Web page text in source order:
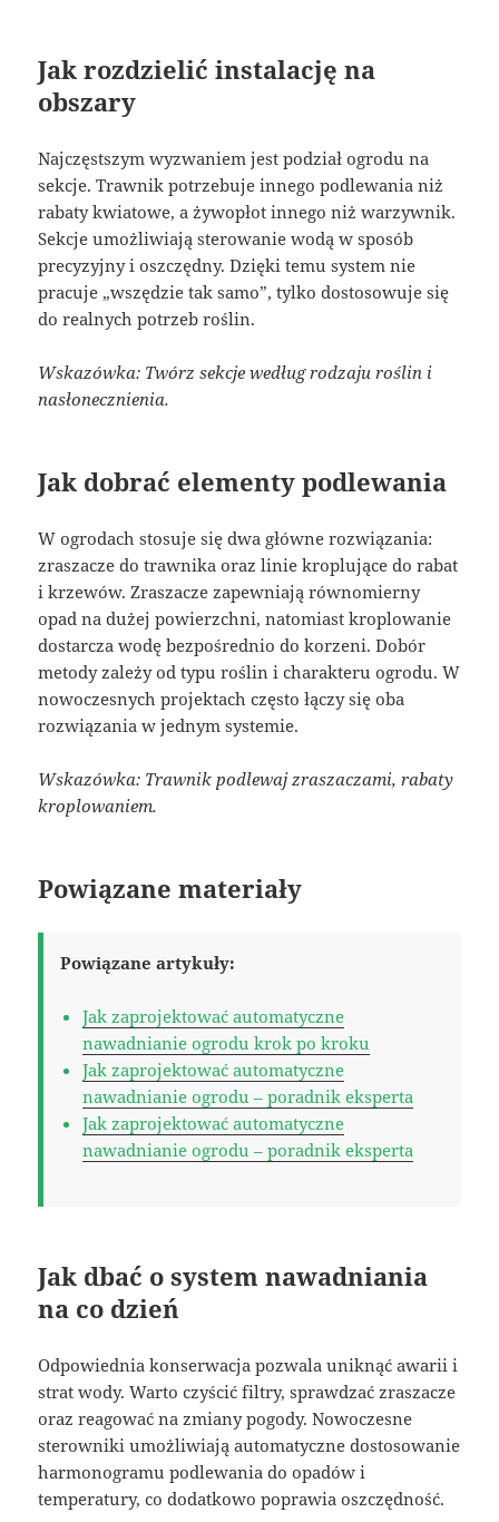
Jak rozdzielić instalację na
obszary
Najczęstszym wyzwaniem jest podział ogrodu na
sekcje. Trawnik potrzebuje innego podlewania niż
rabaty kwiatowe, a żywopłot innego niż warzywnik.
Sekcje umożliwiają sterowanie wodą w sposób
precyzyjny i oszczędny. Dzięki temu system nie
pracuje „wszędzie tak samo”, tylko dostosowuje się
do realnych potrzeb roślin.
Wskazówka: Twórz sekcje według rodzaju roślin i
nasłonecznienia.
Jak dobrać elementy podlewania
W ogrodach stosuje się dwa główne rozwiązania:
zraszacze do trawnika oraz linie kroplujące do rabat
i krzewów. Zraszacze zapewniają równomierny
opad na dużej powierzchni, natomiast kroplowanie
dostarcza wodę bezpośrednio do korzeni. Dobór
metody zależy od typu roślin i charakteru ogrodu. W
nowoczesnych projektach często łączy się oba
rozwiązania w jednym systemie.
Wskazówka: Trawnik podlewaj zraszaczami, rabaty
kroplowaniem.
Powiązane materiały
Powiązane artykuły:
Jak zaprojektować automatyczne
nawadnianie ogrodu krok po kroku
Jak zaprojektować automatyczne
nawadnianie ogrodu – poradnik eksperta
Jak zaprojektować automatyczne
nawadnianie ogrodu – poradnik eksperta
Jak dbać o system nawadniania
na co dzień
Odpowiednia konserwacja pozwala uniknąć awarii i
strat wody. Warto czyścić filtry, sprawdzać zraszacze
oraz reagować na zmiany pogody. Nowoczesne
sterowniki umożliwiają automatyczne dostosowanie
harmonogramu podlewania do opadów i
temperatury, co dodatkowo poprawia oszczędność.